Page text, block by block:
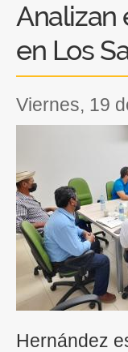
Analizan
en Los
viernes, 19
Hernández